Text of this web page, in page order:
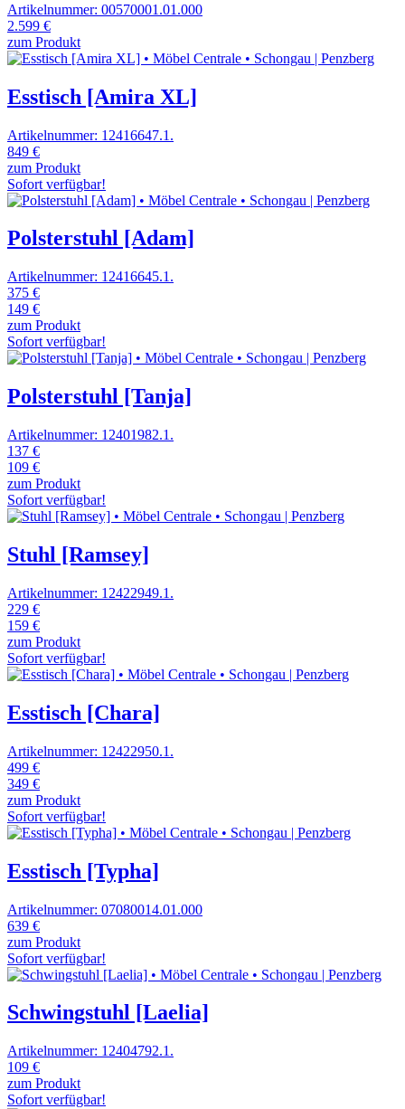
Artikelnummer: 00570001.01.000
2.599 €
zum Produkt
Esstisch [Amira XL]
Artikelnummer: 12416647.1.
849 €
zum Produkt
Sofort verfügbar!
Polsterstuhl [Adam]
Artikelnummer: 12416645.1.
375 €
149 €
zum Produkt
Sofort verfügbar!
Polsterstuhl [Tanja]
Artikelnummer: 12401982.1.
137 €
109 €
zum Produkt
Sofort verfügbar!
Stuhl [Ramsey]
Artikelnummer: 12422949.1.
229 €
159 €
zum Produkt
Sofort verfügbar!
Esstisch [Chara]
Artikelnummer: 12422950.1.
499 €
349 €
zum Produkt
Sofort verfügbar!
Esstisch [Typha]
Artikelnummer: 07080014.01.000
639 €
zum Produkt
Sofort verfügbar!
Schwingstuhl [Laelia]
Artikelnummer: 12404792.1.
109 €
zum Produkt
Sofort verfügbar!